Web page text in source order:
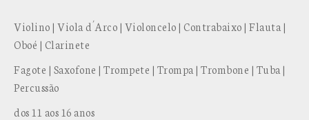
Violino | Viola d´Arco | Violoncelo | Contrabaixo | Flauta |
Oboé | Clarinete
Fagote | Saxofone | Trompete | Trompa | Trombone | Tuba |
Percussão
dos 11 aos 16 anos